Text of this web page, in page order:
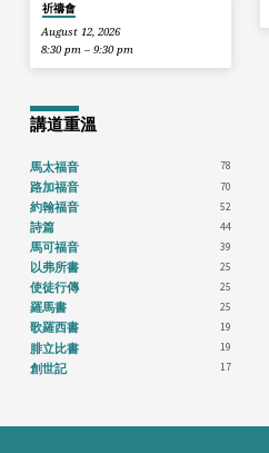
祈禱會
August 12, 2026
8:30 pm – 9:30 pm
講道重溫
馬太福音 78
路加福音 70
約翰福音 52
詩篇 44
馬可福音 39
以弗所書 25
使徒行傳 25
羅馬書 25
歌羅西書 19
腓立比書 19
創世記 17